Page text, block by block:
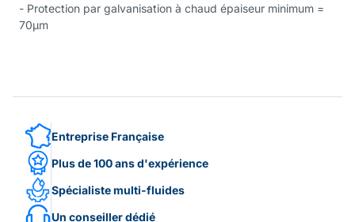
- Protection par galvanisation à chaud épaiseur minimum =
70µm
Entreprise Française
Plus de 100 ans d'expérience
Spécialiste multi-fluides
Un conseiller dédié